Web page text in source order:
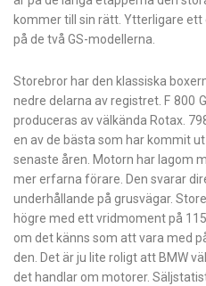
kommer till sin rätt. Ytterligare
på de två GS-modellerna.
Storebror har den klassiska
nedre delarna av registret. F 800
produceras av välkända Rotax.
en av de bästa som har kommit
senaste åren. Motorn har lagom
mer erfarna förare. Den svarar
underhållande på grusvägar.
högre med ett vridmoment på
om det känns som att vara med
den. Det är ju lite roligt att BMW
det handlar om motorer.